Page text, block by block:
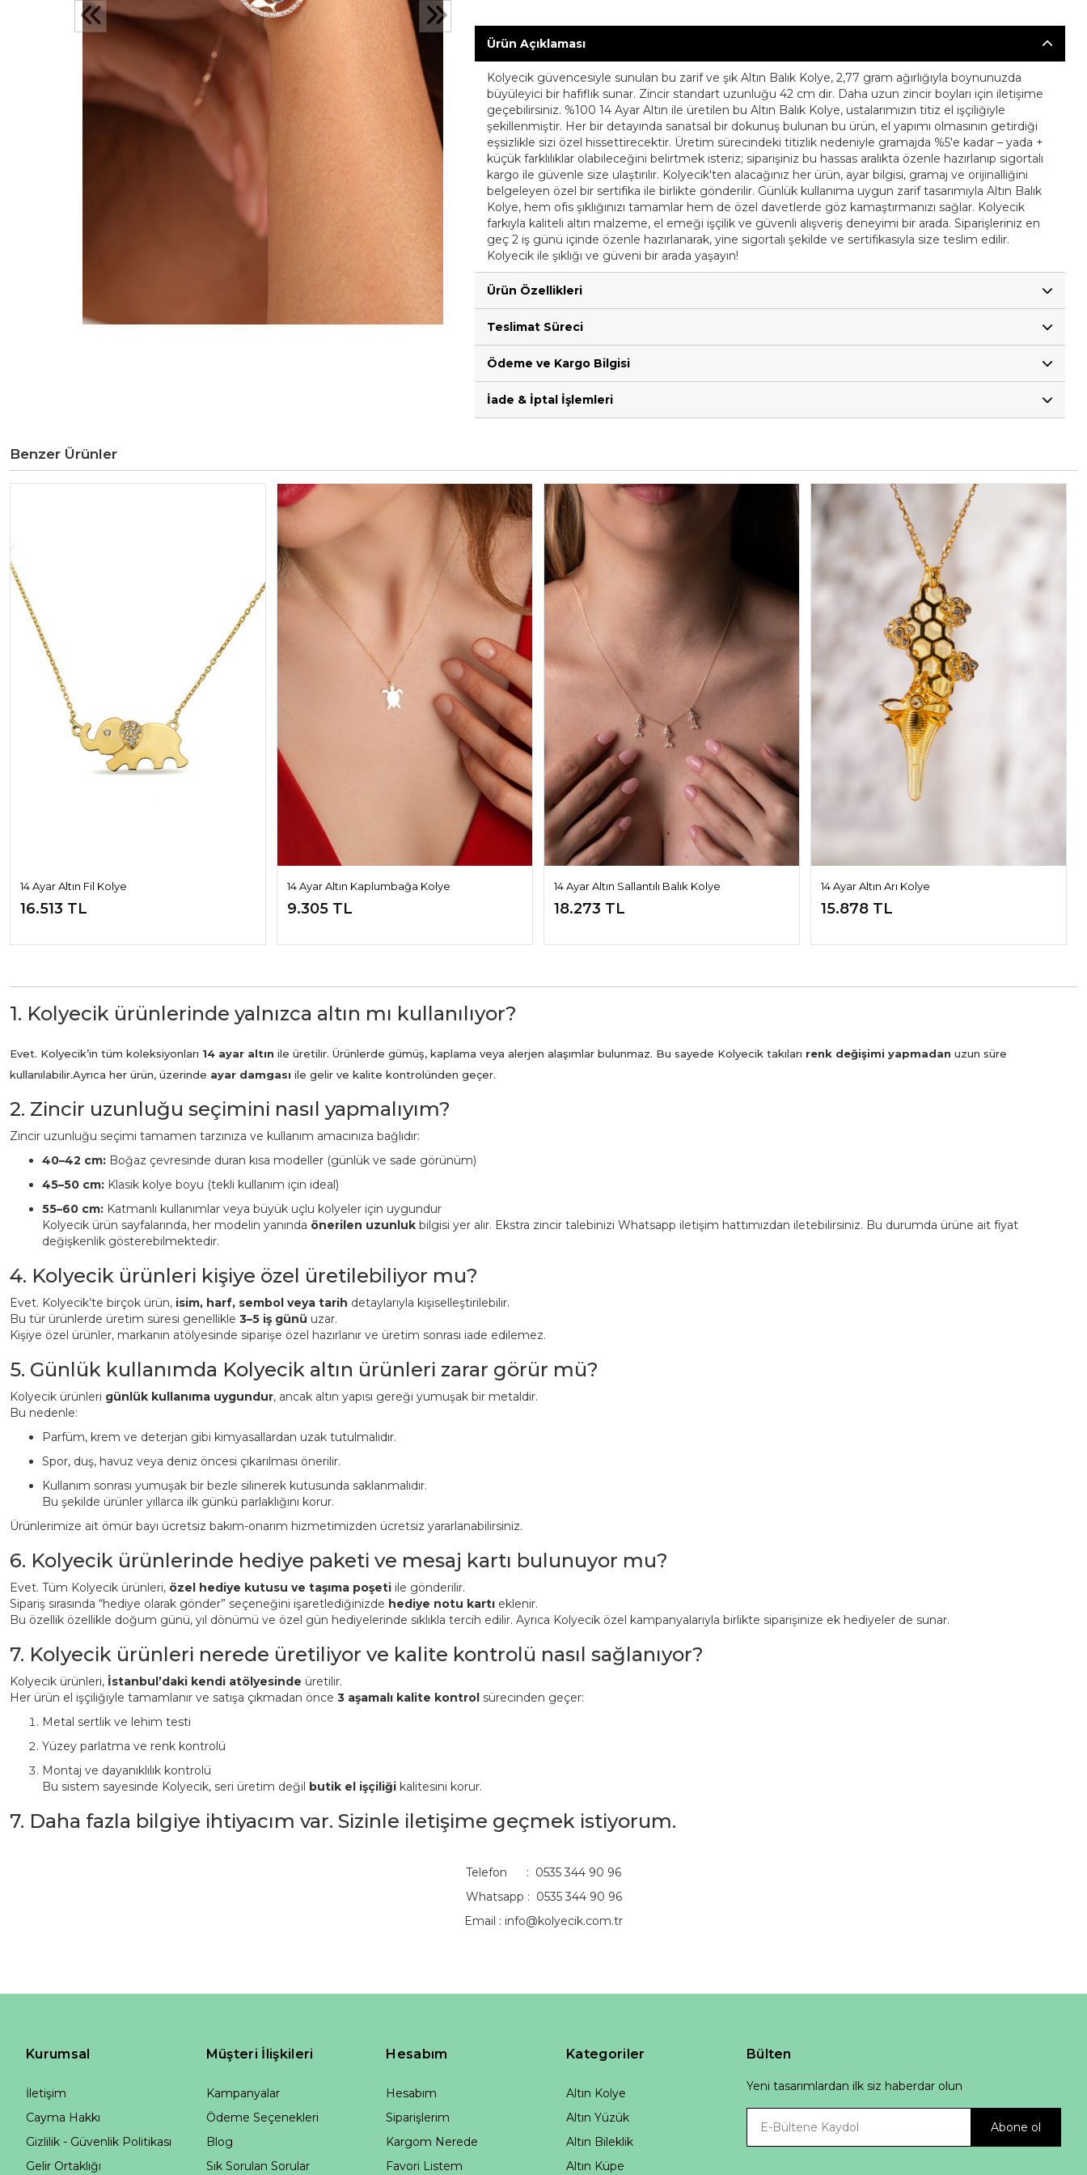
Ürün Açıklaması
Kolyecik güvencesiyle sunulan bu zarif ve şık Altın Balık Kolye, 2,77 gram ağırlığıyla boynunuzda
büyüleyici bir hafiflik sunar. Zincir standart uzunluğu 42 cm dir. Daha uzun zincir boyları için iletişime
geçebilirsiniz. %100 14 Ayar Altın ile üretilen bu Altın Balık Kolye, ustalarımızın titiz el işçiliğiyle
şekillenmiştir. Her bir detayında sanatsal bir dokunuş bulunan bu ürün, el yapımı olmasının getirdiği
eşsizlikle sizi özel hissettirecektir. Üretim sürecindeki titizlik nedeniyle gramajda %5'e kadar – yada +
küçük farklılıklar olabileceğini belirtmek isteriz; siparişiniz bu hassas aralıkta özenle hazırlanıp sigortalı
kargo ile güvenle size ulaştırılır. Kolyecik'ten alacağınız her ürün, ayar bilgisi, gramaj ve orijinalliğini
belgeleyen özel bir sertifika ile birlikte gönderilir. Günlük kullanıma uygun zarif tasarımıyla Altın Balık
Kolye, hem ofis şıklığınızı tamamlar hem de özel davetlerde göz kamaştırmanızı sağlar. Kolyecik
farkıyla kaliteli altın malzeme, el emeği işçilik ve güvenli alışveriş deneyimi bir arada. Siparişleriniz en
geç 2 iş günü içinde özenle hazırlanarak, yine sigortalı şekilde ve sertifikasıyla size teslim edilir.
Kolyecik ile şıklığı ve güveni bir arada yaşayın!
Ürün Özellikleri
Teslimat Süreci
Ödeme ve Kargo Bilgisi
İade & İptal İşlemleri
Benzer Ürünler
14 Ayar Altın Fil Kolye
16.513 TL
14 Ayar Altın Kaplumbağa Kolye
9.305 TL
14 Ayar Altın Sallantılı Balık Kolye
18.273 TL
14 Ayar Altın Arı Kolye
15.878 TL
1. Kolyecik ürünlerinde yalnızca altın mı kullanılıyor?
Evet. Kolyecik’in tüm koleksiyonları 14 ayar altın ile üretilir. Ürünlerde gümüş, kaplama veya alerjen alaşımlar bulunmaz. Bu sayede Kolyecik takıları renk değişimi yapmadan uzun süre
kullanılabilir.Ayrıca her ürün, üzerinde ayar damgası ile gelir ve kalite kontrolünden geçer.
2. Zincir uzunluğu seçimini nasıl yapmalıyım?
Zincir uzunluğu seçimi tamamen tarzınıza ve kullanım amacınıza bağlıdır:
40–42 cm: Boğaz çevresinde duran kısa modeller (günlük ve sade görünüm)
45–50 cm: Klasik kolye boyu (tekli kullanım için ideal)
55–60 cm: Katmanlı kullanımlar veya büyük uçlu kolyeler için uygundur
Kolyecik ürün sayfalarında, her modelin yanında önerilen uzunluk bilgisi yer alır. Ekstra zincir talebinizi Whatsapp iletişim hattımızdan iletebilirsiniz. Bu durumda ürüne ait fiyat
değişkenlik gösterebilmektedir.
4. Kolyecik ürünleri kişiye özel üretilebiliyor mu?
Evet. Kolyecik’te birçok ürün, isim, harf, sembol veya tarih detaylarıyla kişiselleştirilebilir.
Bu tür ürünlerde üretim süresi genellikle 3–5 iş günü uzar.
Kişiye özel ürünler, markanın atölyesinde siparişe özel hazırlanır ve üretim sonrası iade edilemez.
5. Günlük kullanımda Kolyecik altın ürünleri zarar görür mü?
Kolyecik ürünleri günlük kullanıma uygundur, ancak altın yapısı gereği yumuşak bir metaldir.
Bu nedenle:
Parfüm, krem ve deterjan gibi kimyasallardan uzak tutulmalıdır.
Spor, duş, havuz veya deniz öncesi çıkarılması önerilir.
Kullanım sonrası yumuşak bir bezle silinerek kutusunda saklanmalıdır.
Bu şekilde ürünler yıllarca ilk günkü parlaklığını korur.
Ürünlerimize ait ömür bayı ücretsiz bakım-onarım hizmetimizden ücretsiz yararlanabilirsiniz.
6. Kolyecik ürünlerinde hediye paketi ve mesaj kartı bulunuyor mu?
Evet. Tüm Kolyecik ürünleri, özel hediye kutusu ve taşıma poşeti ile gönderilir.
Sipariş sırasında “hediye olarak gönder” seçeneğini işaretlediğinizde hediye notu kartı eklenir.
Bu özellik özellikle doğum günü, yıl dönümü ve özel gün hediyelerinde sıklıkla tercih edilir. Ayrıca Kolyecik özel kampanyalarıyla birlikte siparişinize ek hediyeler de sunar.
7. Kolyecik ürünleri nerede üretiliyor ve kalite kontrolü nasıl sağlanıyor?
Kolyecik ürünleri, İstanbul’daki kendi atölyesinde üretilir.
Her ürün el işçiliğiyle tamamlanır ve satışa çıkmadan önce 3 aşamalı kalite kontrol sürecinden geçer:
Metal sertlik ve lehim testi
Yüzey parlatma ve renk kontrolü
Montaj ve dayanıklılık kontrolü
Bu sistem sayesinde Kolyecik, seri üretim değil butik el işçiliği kalitesini korur.
7. Daha fazla bilgiye ihtiyacım var. Sizinle iletişime geçmek istiyorum.
Telefon : 0535 344 90 96
Whatsapp : 0535 344 90 96
Email : info@kolyecik.com.tr
Kurumsal
İletişim
Cayma Hakkı
Gizlilik - Güvenlik Politikası
Gelir Ortaklığı
Müşteri İlişkileri
Kampanyalar
Ödeme Seçenekleri
Blog
Sık Sorulan Sorular
Hesabım
Hesabım
Siparişlerim
Kargom Nerede
Favori Listem
Kategoriler
Altın Kolye
Altın Yüzük
Altın Bileklik
Altın Küpe
Bülten
Yeni tasarımlardan ilk siz haberdar olun
Abone ol